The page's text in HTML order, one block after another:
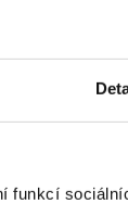
funkcí